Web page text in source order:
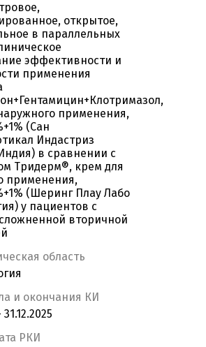
открытое,
в параллельных
эффективности и
применения
применения,
(Сан
Индастриз
в сравнении с
Тридерм®, крем для
применения,
(Шеринг Плау Лабо
у пациентов с
вторичной
область
и окончания КИ
РКИ